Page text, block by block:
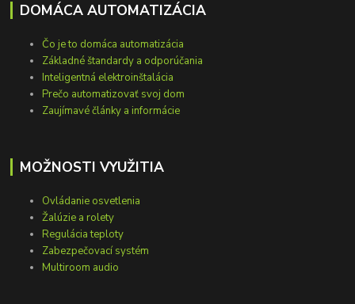
DOMÁCA AUTOMATIZÁCIA
Čo je to domáca automatizácia
Základné štandardy a odporúčania
Inteligentná elektroinštalácia
Prečo automatizovať svoj dom
Zaujímavé články a informácie
MOŽNOSTI VYUŽITIA
Ovládanie osvetlenia
Žalúzie a rolety
Regulácia teploty
Zabezpečovací systém
Multiroom audio